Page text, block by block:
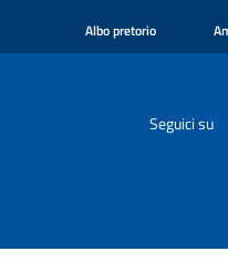
Albo pretorio
Seguici su